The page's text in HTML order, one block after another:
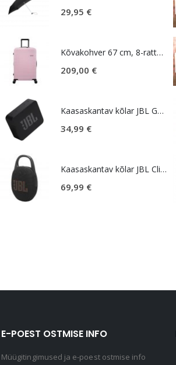
29,95 €
Kõvakohver 67 cm, 8-rattaline, roosa (Soft Pink), laiendatav, TSA koodlukk, American Tourister Novastream
209,00 €
Kaasaskantav kõlar JBL GO Essential 2, IP67, must
34,99 €
Kaasaskantav kõlar JBL Clip 5, IP67, must
69,99 €
E-POEST OSTMISE INFO
Müügitingimused ja e-poest ostmise info